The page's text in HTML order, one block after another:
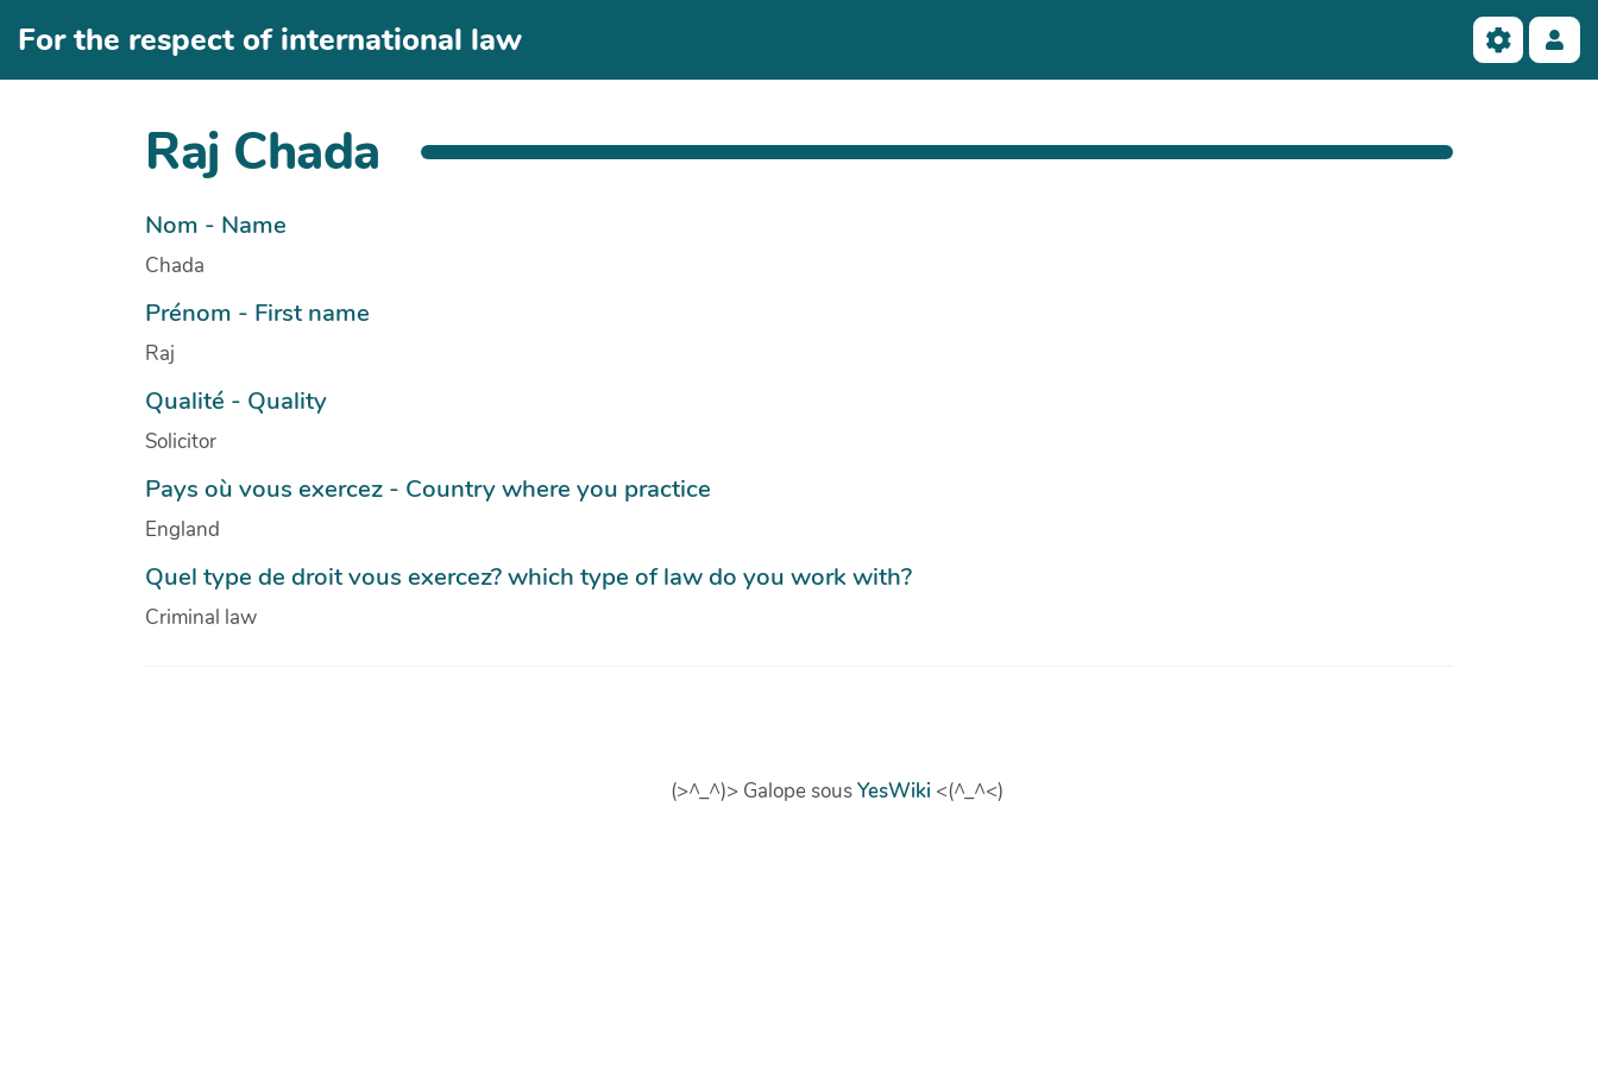
Aller au contenu principal
For the respect of international law
Raj Chada
Nom - Name
Chada
Prénom - First name
Raj
Qualité - Quality
Solicitor
Pays où vous exercez - Country where you practice
England
Quel type de droit vous exercez? which type of law do you work with?
Criminal law
(>^_^)> Galope sousYesWiki <(^_^<)